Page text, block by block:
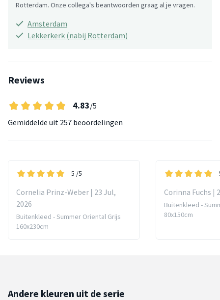
Rotterdam. Onze collega's beantwoorden graag al je vragen.
Amsterdam
Lekkerkerk (nabij Rotterdam)
Reviews
4.83/5
Gemiddelde uit 257 beoordelingen
5 /5
Cornelia Prinz-Weber | 23 Jul,
2026
Buitenkleed - Summer Oriental Grijs
160x230cm
Corinna Fuchs |
Buitenkleed -
80x150cm
Andere kleuren uit de serie